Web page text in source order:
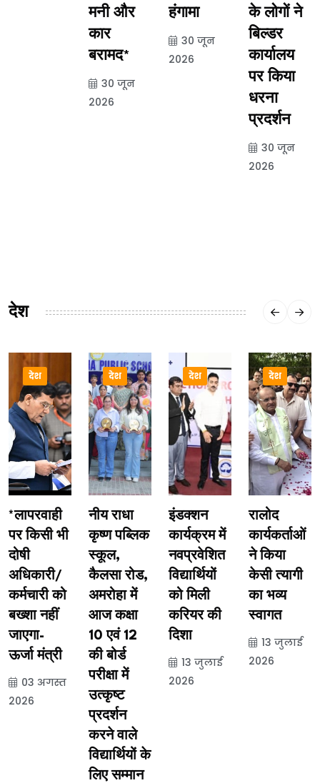
मनी और
कार
बरामद*
30 जून
2026
हंगामा
30 जून
2026
के लोगों ने
बिल्डर
कार्यालय
पर किया
धरना
प्रदर्शन
30 जून
2026
देश
देश
*लापरवाही
पर किसी भी
दोषी
अधिकारी/
कर्मचारी को
बख्शा नहीं
जाएगा-
ऊर्जा मंत्री
03 अगस्त
2026
देश
नीय राधा
कृष्ण पब्लिक
स्कूल,
कैलसा रोड,
अमरोहा में
आज कक्षा
10 एवं 12
की बोर्ड
परीक्षा में
उत्कृष्ट
प्रदर्शन
करने वाले
विद्यार्थियों के
लिए सम्मान
देश
इंडक्शन
कार्यक्रम में
नवप्रवेशित
विद्यार्थियों
को मिली
करियर की
दिशा
13 जुलाई
2026
देश
रालोद
कार्यकर्ताओं
ने किया
केसी त्यागी
का भव्य
स्वागत
13 जुलाई
2026